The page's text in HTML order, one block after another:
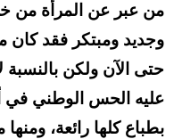
من عبر عن المرأة من
وجديد ومبتكر فقد كان
حتى الآن ولكن
عليه الحس الوطني في
بطباع كلها رائعة،